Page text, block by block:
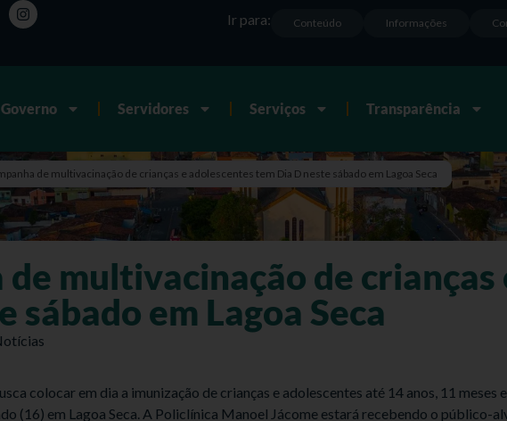
Informações
Conteúdo
Ir para:
Governo Servidores Serviços Transparência
de multivacinação de crianças e adolescentes tem Dia D neste sábado em Lagoa Seca
de multivacinação de
sábado em Lagoa Seca
colocar em dia a imunização de crianças e adolescentes até 14 anos, 11 meses e
(16) em Lagoa Seca. A Policlínica Manoel Jácome estará recebendo o público-